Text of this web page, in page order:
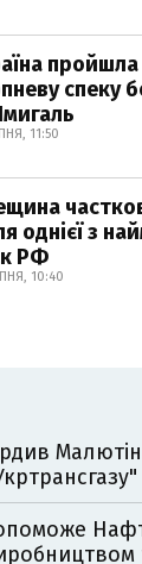
спеку
11:50
однієї з
РФ
10:40